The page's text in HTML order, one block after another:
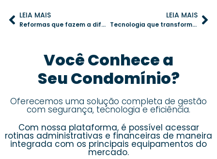
LEIA MAIS
Reformas que fazem a diferença: pequenas mudanças, grande valorização
LEIA MAIS
Tecnologia que transforma: a administração condominial em um só lugar
Você Conhece a
Seu Condomínio?
Oferecemos uma solução completa de gestão
com segurança, tecnologia e eficiência.
Com nossa plataforma, é possível acessar
rotinas administrativas e financeiras de maneira
integrada com os principais equipamentos do
mercado.